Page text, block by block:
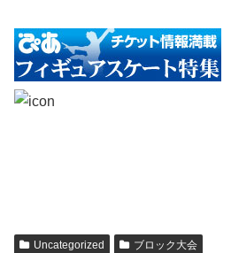
Uncategorized ブロック大会